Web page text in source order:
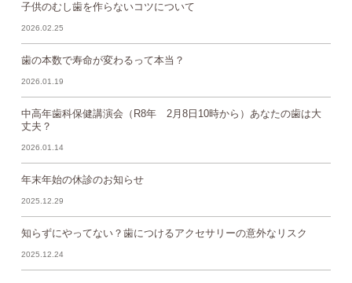
子供のむし歯を作らないコツについて
2026.02.25
歯の本数で寿命が変わるって本当？
2026.01.19
中高年歯科保健講演会（R8年 2月8日10時から）あなたの歯は大
丈夫？
2026.01.14
年末年始の休診のお知らせ
2025.12.29
知らずにやってない？歯につけるアクセサリーの意外なリスク
2025.12.24